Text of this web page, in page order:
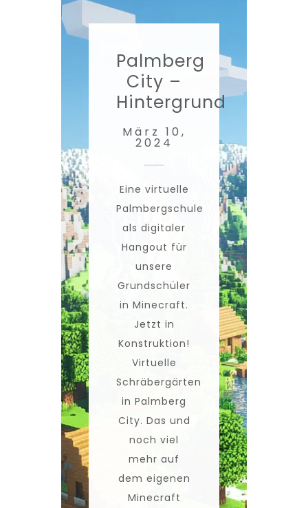
Palmberg
City –
Hintergrund
März 10,
2024
Eine virtuelle
Palmbergschule
als digitaler
Hangout für
unsere
Grundschüler
in Minecraft.
Jetzt in
Konstruktion!
Virtuelle
Schräbergärten
in Palmberg
City. Das und
noch viel
mehr auf
dem eigenen
Minecraft